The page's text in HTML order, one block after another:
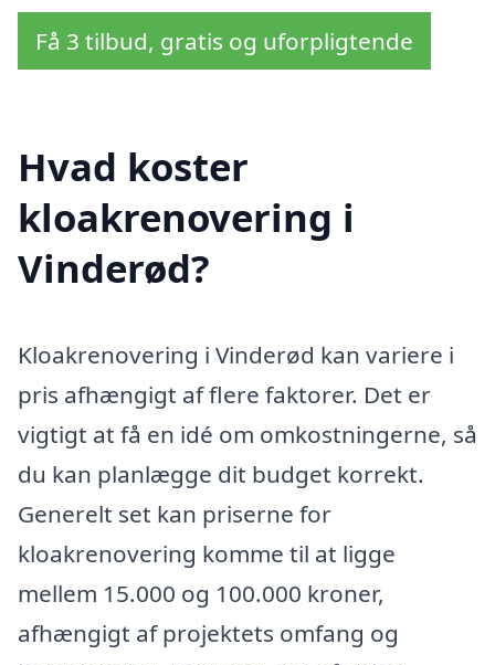
Få 3 tilbud, gratis og uforpligtende
Hvad koster
kloakrenovering i
Vinderød?
Kloakrenovering i Vinderød kan variere i
pris afhængigt af flere faktorer. Det er
vigtigt at få en idé om omkostningerne, så
du kan planlægge dit budget korrekt.
Generelt set kan priserne for
kloakrenovering komme til at ligge
mellem 15.000 og 100.000 kroner,
afhængigt af projektets omfang og